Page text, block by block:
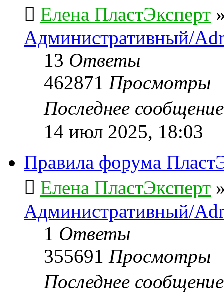
Елена ПластЭксперт
Административный/
13 Ответы
462871 Просмотры
Последнее
14 июл 2025, 18:03
Правила форума
Елена ПластЭксперт
Административный/
1 Ответы
355691 Просмотры
Последнее